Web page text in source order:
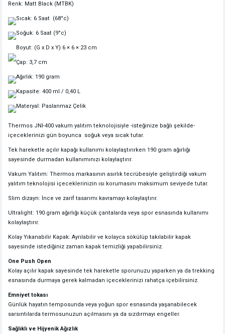
Renk: Matt Black (MTBK)
Sıcak: 6 Saat (68°c)
Soğuk: 6 Saat (9°c)
Boyut: (G x D x Y) 6 × 6 × 23 cm
Çap: 3,7 cm
Ağırlık: 190 gram
Kapasite: 400 ml / 0,40 L
Materyal: Paslanmaz Çelik
Thermos JNI-400 vakum yalıtım teknolojisiyle -isteğinize bağlı şekilde-
içeceklerinizi gün boyunca soğuk veya sıcak tutar.
Tek hareketle açılır kapağı kullanımı kolaylaştırırken 190 gram ağırlığı
sayesinde durmadan kullanımınızı kolaylaştırır.
Vakum Yalıtım: Thermos markasının asırlık tecrübesiyle geliştirdiği vakum
yalıtım teknolojisi içeceklerinizin ısı korumasını maksimum seviyede tutar.
Slim dizayn: İnce ve zarif tasarımı kavramayı kolaylaştırır.
Ultralight: 190 gram ağırlığı küçük çantalarda veya spor esnasında kullanımı
kolaylaştırır.
Kolay Yıkanabilir Kapak: Ayrılabilir ve kolayca sökülüp takılabilir kapak
sayesinde istediğiniz zaman kapak temizliği yapabilirsiniz.
One Push Open
Kolay açılır kapak sayesinde tek hareketle sporunuzu yaparken ya da trekking
esnasında durmaya gerek kalmadan içeceklerinizi rahatça içebilirsiniz.
Emniyet tokası
Günlük hayatın temposunda veya yoğun spor esnasında yaşanabilecek
sarsıntılarda termosunuzun açılmasını ya da sızdırmayı engeller.
Sağlıklı ve Hijyenik Ağızlık